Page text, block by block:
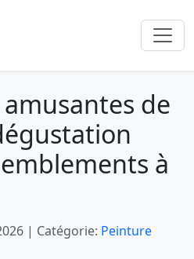
de
à
| Catégorie: Peinture